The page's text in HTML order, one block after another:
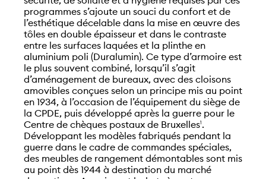
programmes s’ajoute un souci du confort et de
l’esthétique décelable dans la mise en œuvre des
tôles en double épaisseur et dans le contraste
entre les surfaces laquées et la plinthe en
aluminium poli (Duralumin). Ce type d’armoire est
le plus souvent combiné, lorsqu’il s’agit
d’aménagement de bureaux, avec des cloisons
amovibles conçues selon un principe mis au point
en 1934, à l’occasion de l’équipement du siège de
la CPDE, puis développé après la guerre pour le
Centre de chèques postaux de Bruxelles1 .
Développant les modèles fabriqués pendant la
guerre dans le cadre de commandes spéciales,
des meubles de rangement démontables sont mis
au point dès 1944 à destination du marché